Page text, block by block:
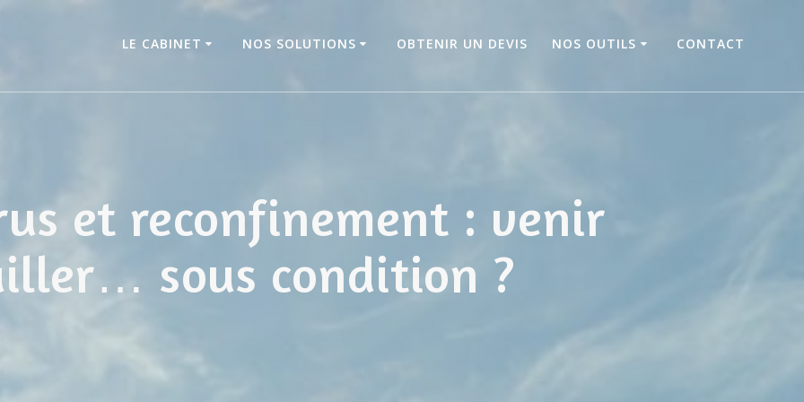
LE CABINET NOS SOLUTIONS OBTENIR UN DEVIS NOS OUTILS CONTACT
et reconfinement : venir
sous condition ?